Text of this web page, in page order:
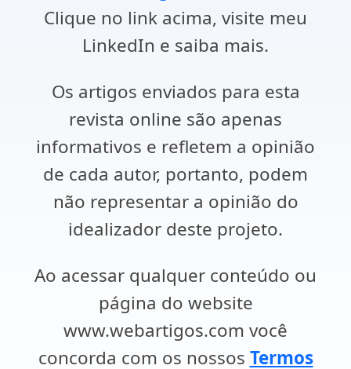
Clique no link acima, visite meu
LinkedIn e saiba mais.
Os artigos enviados para esta
revista online são apenas
informativos e refletem a opinião
de cada autor, portanto, podem
não representar a opinião do
idealizador deste projeto.
Ao acessar qualquer conteúdo ou
página do website
www.webartigos.com você
concorda com os nossos Termos